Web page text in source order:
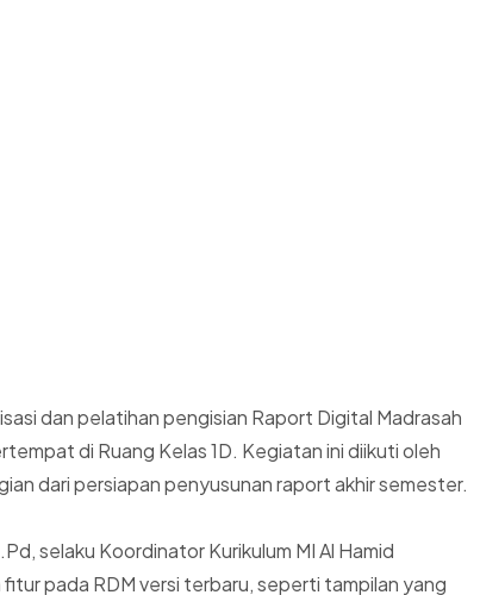
dan pelatihan pengisian Raport Digital Madrasah
di Ruang Kelas 1D. Kegiatan ini diikuti oleh
dari persiapan penyusunan raport akhir semester.
selaku Koordinator Kurikulum MI Al Hamid
pada RDM versi terbaru, seperti tampilan yang